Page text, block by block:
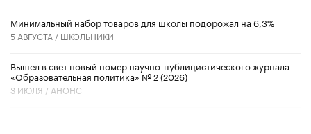
Минимальный набор товаров для школы подорожал на 6,3%
5 АВГУСТА / ШКОЛЬНИКИ
Вышел в свет новый номер научно-публицистического журнала
«Образовательная политика» № 2 (2026)
3 ИЮЛЯ / АНОНС